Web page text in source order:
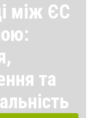
між ЄС
та